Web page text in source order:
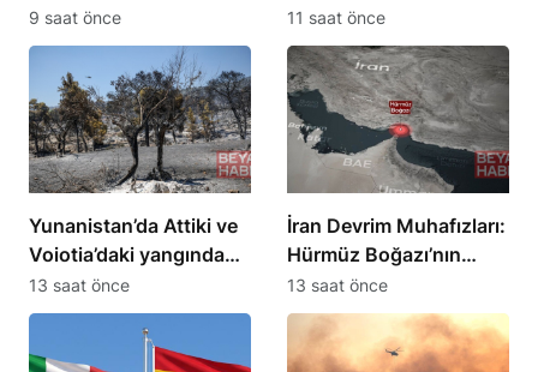
gemisine yönelik
saldırıyı kınadı
9 saat önce
tepki gösterdi
11 saat önce
Yunanistan’da Attiki ve
Voiotia’daki yangında
111 bin 732 dönüm kül
oldu
13 saat önce
İran Devrim Muhafızları:
Hürmüz Boğazı’nın
açılması ABD’nin
şartlara bağlı
13 saat önce